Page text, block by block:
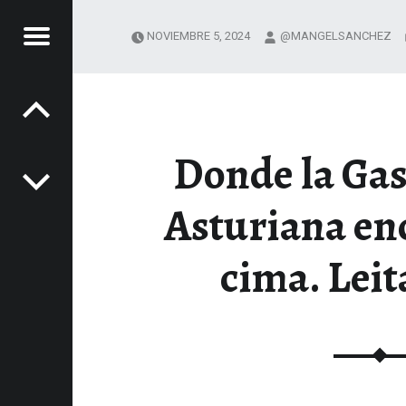
GASTRONÓMICAS
Menú
Donde la
Asturiana
cima.
NOVIEMBRE 5, 2024 @MANGELSANCHEZ